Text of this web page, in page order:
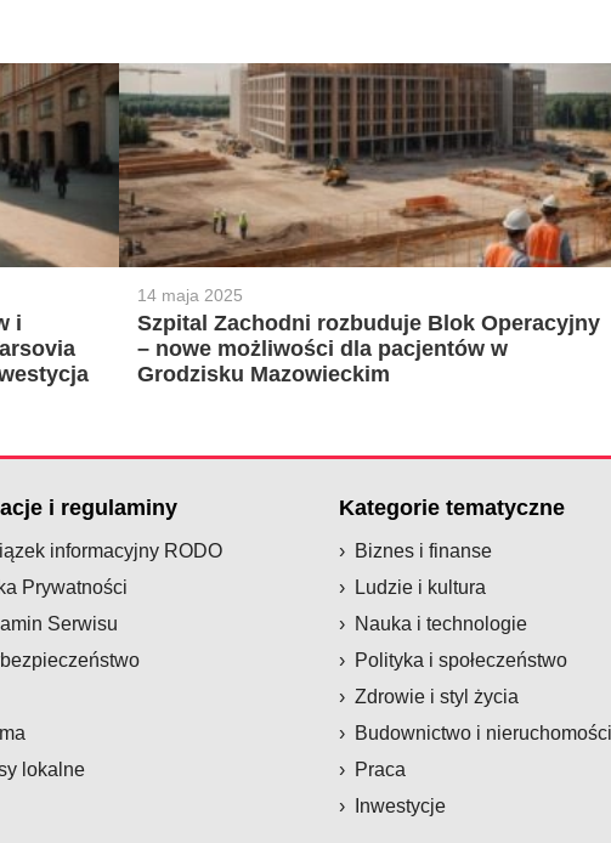
i
14 maja 2025
Szpital Zachodni rozbuduje Blok Operacyjny
– nowe możliwości dla pacjentów w
Grodzisku Mazowieckim
i regulaminy
informacyjny RODO
Prywatności
Serwisu
lokalne
Kategorie tematyczne
Biznes i finanse
Ludzie i kultura
Nauka i technologie
Polityka i społeczeństwo
Zdrowie i styl życia
Budownictwo i nieruchomości
Praca
Inwestycje